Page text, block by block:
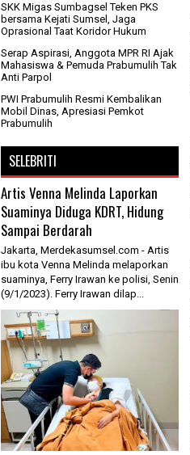
SKK Migas Sumbagsel Teken PKS
bersama Kejati Sumsel, Jaga
Oprasional Taat Koridor Hukum
Serap Aspirasi, Anggota MPR RI Ajak
Mahasiswa & Pemuda Prabumulih Tak
Anti Parpol
PWI Prabumulih Resmi Kembalikan
Mobil Dinas, Apresiasi Pemkot
Prabumulih
SELEBRITI
Artis Venna Melinda Laporkan
Suaminya Diduga KDRT, Hidung
Sampai Berdarah
Jakarta, Merdekasumsel.com - Artis
ibu kota Venna Melinda melaporkan
suaminya, Ferry Irawan ke polisi, Senin
(9/1/2023). Ferry Irawan dilap...